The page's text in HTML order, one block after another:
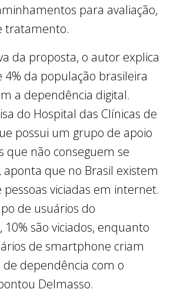
para avaliação,
tratamento.
da proposta, o autor explica
4% da população brasileira
a dependência digital.
do Hospital das Clínicas de
possui um grupo de apoio
que não conseguem se
aponta que no Brasil existem
viciadas em internet.
de usuários do
são viciados, enquanto
de smartphone criam
dependência com o
Delmasso.